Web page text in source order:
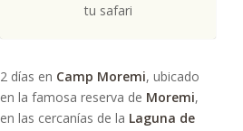
tu safari
2 días en Camp Moremi, ubicado
en la famosa reserva de Moremi,
en las cercanías de la Laguna de